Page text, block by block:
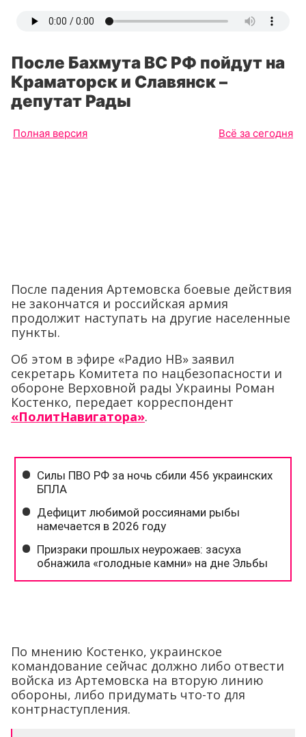
После Бахмута ВС РФ пойдут на
Краматорск и Славянск –
депутат Рады
Полная версия Всё за сегодня
После падения Артемовска боевые действия
не закончатся и российская армия
продолжит наступать на другие населенные
пункты.
Об этом в эфире «Радио НВ» заявил
секретарь Комитета по нацбезопасности и
обороне Верховной рады Украины Роман
Костенко, передает корреспондент
«ПолитНавигатора».
По мнению Костенко, украинское
командование сейчас должно либо отвести
войска из Артемовска на вторую линию
обороны, либо придумать что-то для
контрнаступления.